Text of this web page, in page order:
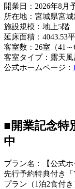
開業日：2026年8月
所在地：宮城県宮
施設規模：地上5階
延床面積：4043.53
客室数：26室（41～
客室タイプ：露天
公式ホームページ：
■開業記念特
中
プラン名：【公式
先行予約特典付き
プラン（1泊2食付き